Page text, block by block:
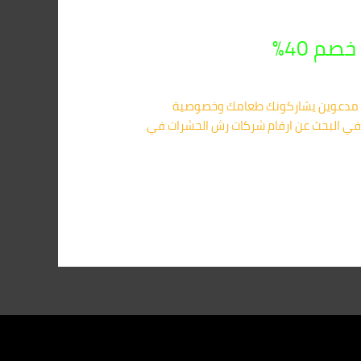
أنك استيقظت يوماً لتجد ضيوفاً غير مدعوين يشاركونك طعامك وخصوصية
في البحث عن ارقام شركات رش الحشرات في